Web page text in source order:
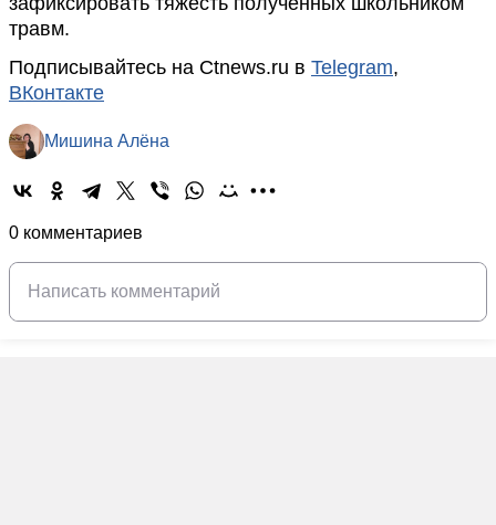
травм.
Подписывайтесь на Ctnews.ru в Telegram,
ВКонтакте
Мишина Алёна
0 комментариев